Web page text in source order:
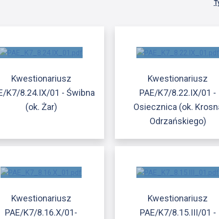
Kwestionariusz
K7/8.24.IX/01 - Świbna
(ok. Żar)
Kwestionariusz
PAE/K7/8.22.IX/01 -
Osiecznica (ok.
Odrzańskiego)
Kwestionariusz
PAE/K7/8.16.X/01-
Kwestionariusz
PAE/K7/8.15.III/01 -